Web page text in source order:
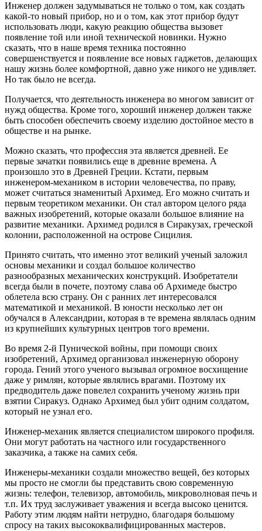
Инженер должен задумываться не только о том, как создать
какой-то новый прибор, но и о том, как этот прибор будут
использовать люди, какую реакцию общества вызовет
появление той или иной технической новинки. Нужно
сказать, что в наше время техника постоянно
совершенствуется и появление все новых гаджетов, делающих
нашу жизнь более комфортной, давно уже никого не удивляет.
Но так было не всегда.
Получается, что деятельность инженера во многом зависит от
нужд общества. Кроме того, хороший инженер должен также
быть способен обеспечить своему изделию достойное место в
обществе и на рынке.
Можно сказать, что профессия эта является древней. Ее
первые зачатки появились еще в древние времена. А
произошло это в Древней Греции. Кстати, первым
инженером-механиком в истории человечества, по праву,
может считаться знаменитый Архимед. Его можно считать и
первым теоретиком механики. Он стал автором целого ряда
важных изобретений, которые оказали большое влияние на
развитие механики. Архимед родился в Сиракузах, греческой
колонии, расположенной на острове Сицилия.
Принято считать, что именно этот великий ученый заложил
основы механики и создал большое количество
разнообразных механических конструкций. Изобретатели
всегда были в почете, поэтому слава об Архимеде быстро
облетела всю страну. Он с ранних лет интересовался
математикой и механикой. В юности несколько лет он
обучался в Александрии, которая в те времена являлась одним
из крупнейших культурных центров того времени.
Во время 2-й Пунической войны, при помощи своих
изобретений, Архимед организовал инженерную оборону
города. Гений этого ученого вызывал огромное восхищение
даже у римлян, которые являлись врагами. Поэтому их
предводитель даже повелел сохранить ученому жизнь при
взятии Сиракуз. Однако Архимед был убит одним солдатом,
который не узнал его.
Инженер-механик является специалистом широкого профиля.
Они могут работать на частного или государственного
заказчика, а также на самих себя.
Инженеры-механики создали множество вещей, без которых
мы просто не смогли бы представить свою современную
жизнь: телефон, телевизор, автомобиль, микроволновая печь и
т.п. Их труд заслуживает уважения и всегда высоко ценится.
Работу этим людям найти нетрудно, благодаря большому
спросу на таких высококвалифицированных мастеров.